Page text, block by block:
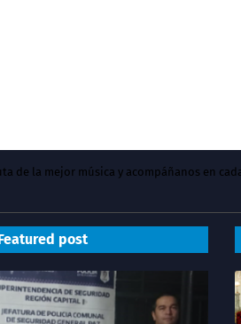
de la mejor música y acompáñanos en
post